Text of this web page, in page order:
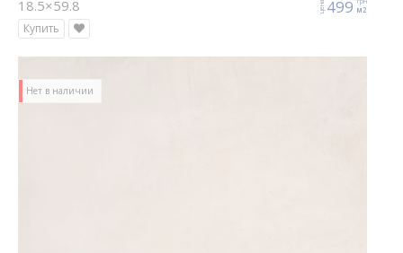
18.5×59.8 цена 499 м2
Купить
Нет в наличии